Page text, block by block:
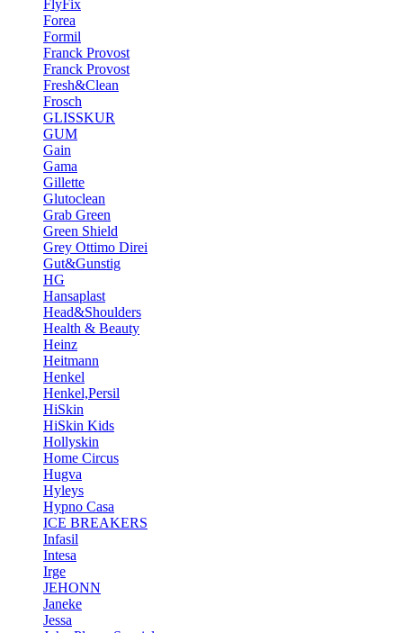
FlyFix
Forea
Formil
Franck Provost
Franck Provost
Fresh&Clean
Frosch
GLISSKUR
GUM
Gain
Gama
Gillette
Glutoclean
Grab Green
Green Shield
Grey Ottimo Direi
Gut&Gunstig
HG
Hansaplast
Head&Shoulders
Health & Beauty
Heinz
Heitmann
Henkel
Henkel,Persil
HiSkin
HiSkin Kids
Hollyskin
Home Circus
Hugva
Hyleys
Hypno Casa
ICE BREAKERS
Infasil
Intesa
Irge
JEHONN
Janeke
Jessa